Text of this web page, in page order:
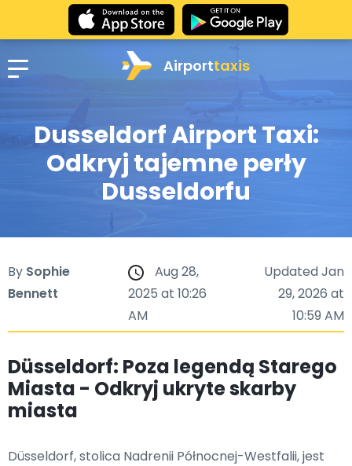
Airporttaxis
Dusseldorf Airport Taxi:
Odkryj tajemne perły
Dusseldorfu
By Sophie
Bennett
Aug 28,
2025 at 10:26
AM
Updated Jan
29, 2026 at
10:59 AM
Düsseldorf: Poza legendą Starego
Miasta - Odkryj ukryte skarby
miasta
Düsseldorf, stolica Nadrenii Północnej-Westfalii, jest